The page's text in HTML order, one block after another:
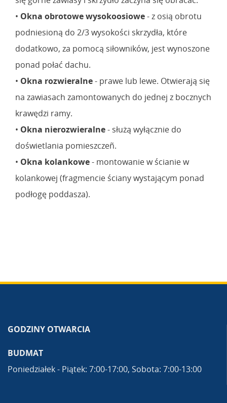
• Okna obrotowe wysokoosiowe- z osią obrotu
podniesioną do 2/3 wysokości skrzydła, które
dodatkowo, za pomocą siłowników, jest wynoszone
ponad połać dachu.
• Okna rozwieralne- prawe lub lewe. Otwierają się
na zawiasach zamontowanych do jednej z bocznych
krawędzi ramy.
• Okna nierozwieralne- służą wyłącznie do
doświetlania pomieszczeñ.
• Okna kolankowe- montowanie w ścianie w
kolankowej (fragmencie ściany wystającym ponad
podłogę poddasza).
GODZINY OTWARCIA
BUDMAT
Poniedziałek - Piątek: 7:00-17:00, Sobota: 7:00-13:00